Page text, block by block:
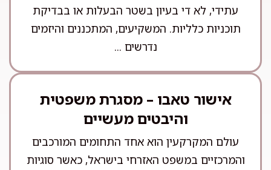
עתידי, לא די בעיון בשטר הבעלות או בבדיקת
תוכניות כלליות. המשקיעים, המתכננים והיזמים
נדרשים ...
אישור טאבו – מסגרת משפטית
והיבטים מעשיים
עולם המקרקעין הוא אחד התחומים המורכבים
והמרכזיים במשפט האזרחי בישראל, כאשר סוגיות